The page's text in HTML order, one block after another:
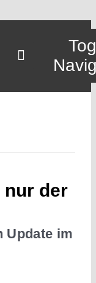
nur der
Update im